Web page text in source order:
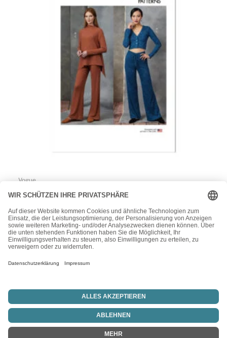
Vogue
Vogue Schnittmuster V1914 – Damenanzug, Hausanzug,
24,00€
3
Vertrag widerrufen